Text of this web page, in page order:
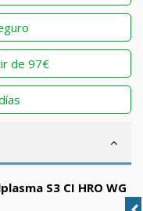
de 97€
S3 CI HRO WG